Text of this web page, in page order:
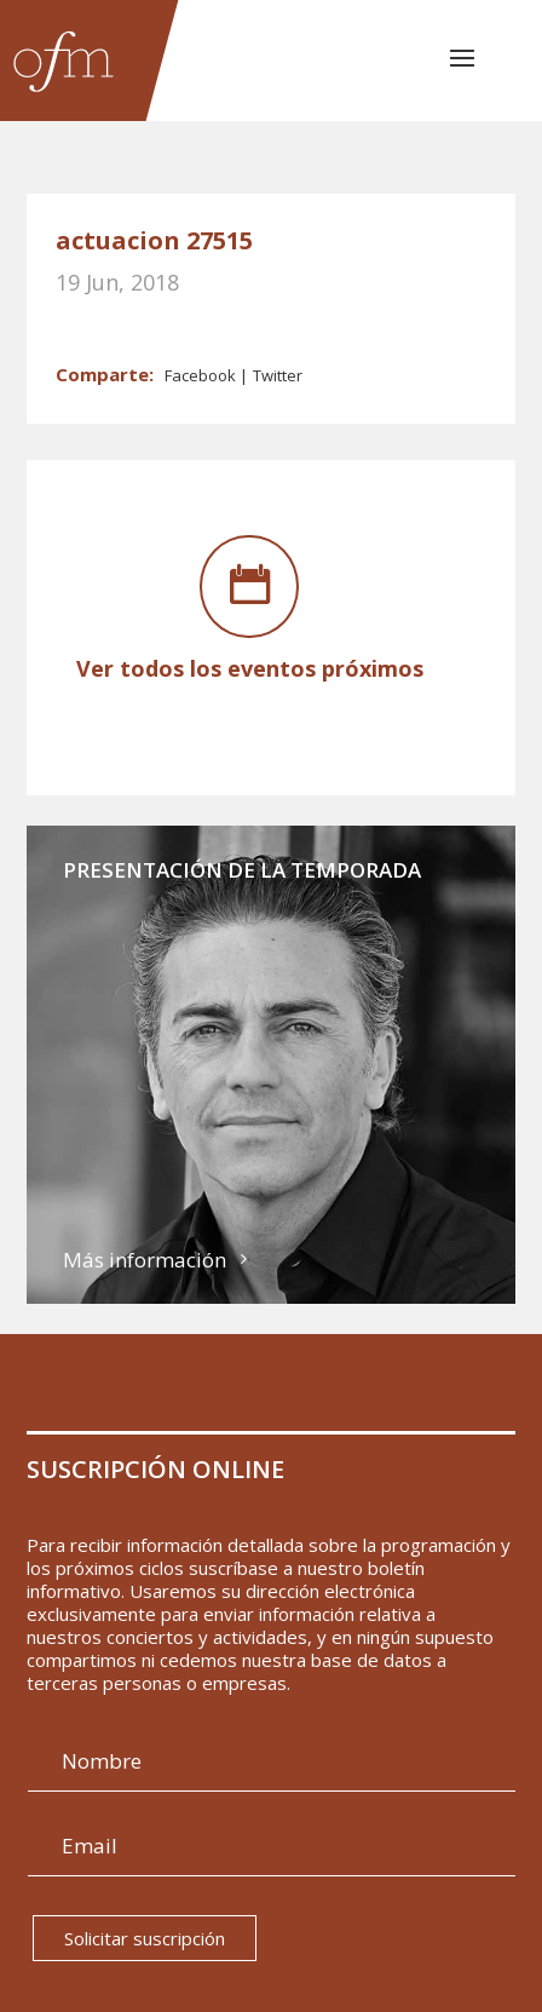
actuacion 27515
19 Jun, 2018
Facebook Twitter
Ver todos los eventos próximos
PRESENTACIÓN DE LA TEMPORADA
Más información
SUSCRIPCIÓN ONLINE
Para recibir información detallada sobre la programación y
los próximos ciclos suscríbase a nuestro boletín
informativo. Usaremos su dirección electrónica
exclusivamente para enviar información relativa a
nuestros conciertos y actividades, y en ningún supuesto
compartimos ni cedemos nuestra base de datos a
terceras personas o empresas.
Solicitar suscripción